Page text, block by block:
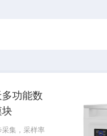
功能数
块
集，采样率